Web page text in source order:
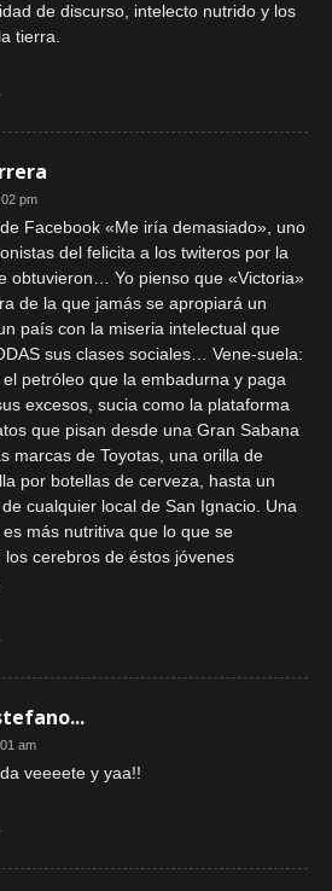
de discurso, intelecto nutrido y los
tierra.
pm
Facebook «Me iría demasiado», uno
del felicita a los twiteros por la
obtuvieron… Yo pienso que «Victoria»
de la que jamás se apropiará un
país con la miseria intelectual que
sus clases sociales… Vene-suela:
petróleo que la embadurna y paga
excesos, sucia como la plataforma
que pisan desde una Gran Sabana
marcas de Toyotas, una orilla de
por botellas de cerveza, hasta un
cualquier local de San Ignacio. Una
más nutritiva que lo que se
los cerebros de éstos jóvenes
am
veeeete y yaa!!